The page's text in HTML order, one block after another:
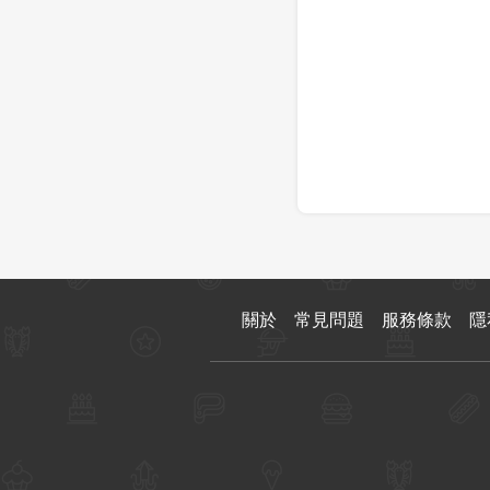
關於 常見問題 服務條款